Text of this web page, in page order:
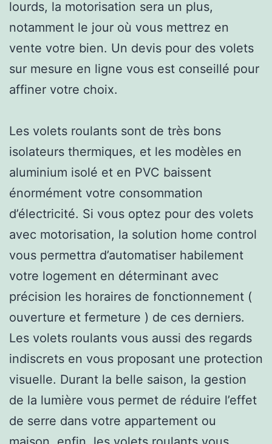
lourds, la motorisation sera un plus,
notamment le jour où vous mettrez en
vente votre bien. Un devis pour des volets
sur mesure en ligne vous est conseillé pour
affiner votre choix.
Les volets roulants sont de très bons
isolateurs thermiques, et les modèles en
aluminium isolé et en PVC baissent
énormément votre consommation
d’électricité. Si vous optez pour des volets
avec motorisation, la solution home control
vous permettra d’automatiser habilement
votre logement en déterminant avec
précision les horaires de fonctionnement (
ouverture et fermeture ) de ces derniers.
Les volets roulants vous aussi des regards
indiscrets en vous proposant une protection
visuelle. Durant la belle saison, la gestion
de la lumière vous permet de réduire l’effet
de serre dans votre appartement ou